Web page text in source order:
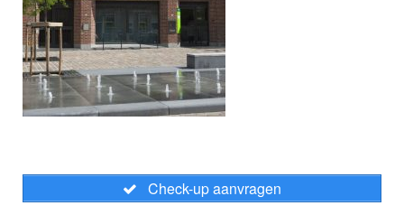
Check-up aanvragen